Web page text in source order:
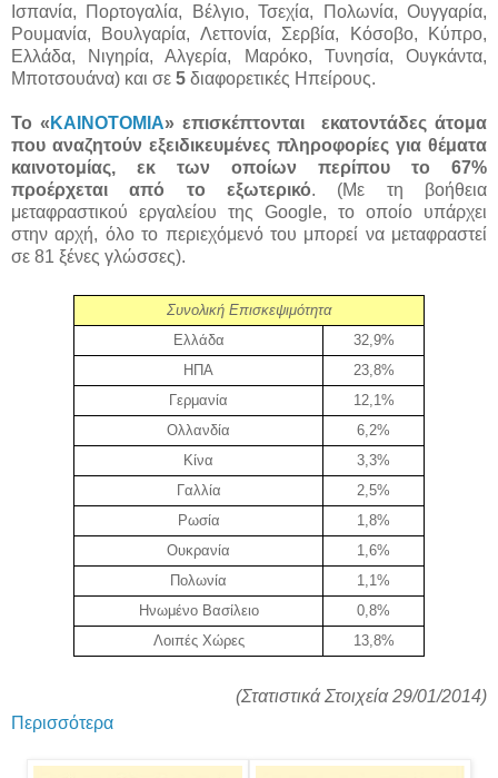
Ισπανία, Πορτογαλία, Βέλγιο, Τσεχία, Πολωνία, Ουγγαρία,
Ρουμανία, Βουλγαρία, Λεττονία, Σερβία, Κόσοβο, Κύπρο,
Ελλάδα, Νιγηρία, Αλγερία, Μαρόκο, Τυνησία, Ουγκάντα,
Μποτσουάνα) και σε 5 διαφορετικές Ηπείρους.
Το « ΚΑΙΝΟΤΟΜΙΑ»επισκέπτονται
εκατοντάδες άτομα
που αναζητούν εξειδικευμένες πληροφορίες για θέματα
καινοτομίας, εκ των οποίων περίπου το 67%
προέρχεται από το εξωτερικό. (Με τη βοήθεια
μεταφραστικού εργαλείου της Google, το οποίο υπάρχει
στην αρχή, όλο το περιεχόμενό του μπορεί να μεταφραστεί
σε 81 ξένες γλώσσες).
Συνολική Επισκεψιμότητα
Ελλάδα
32,9%
ΗΠΑ
23,8%
Γερμανία
12,1%
Ολλανδία
6,2%
Κίνα
3,3%
Γαλλία
2,5%
Ρωσία
1,8%
Ουκρανία
1,6%
Πολωνία
1,1%
Ηνωμένο Βασίλειο
0,8%
Λοιπές Χώρες
1 3, 8%
(Στατιστικά Στοιχεία 29/01/2014)
Περισσότερα